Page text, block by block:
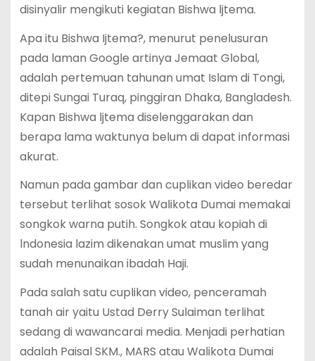
disinyalir mengikuti kegiatan Bishwa ljtema.
Apa itu Bishwa Ijtema?, menurut penelusuran
pada laman Google artinya Jemaat Global,
adalah pertemuan tahunan umat Islam di Tongi,
ditepi Sungai Turaq, pinggiran Dhaka, Bangladesh.
Kapan Bishwa ljtema diselenggarakan dan
berapa lama waktunya belum di dapat informasi
akurat.
Namun pada gambar dan cuplikan video beredar
tersebut terlihat sosok Walikota Dumai memakai
songkok warna putih. Songkok atau kopiah di
lndonesia lazim dikenakan umat muslim yang
sudah menunaikan ibadah Haji.
Pada salah satu cuplikan video, penceramah
tanah air yaitu Ustad Derry Sulaiman terlihat
sedang di wawancarai media. Menjadi perhatian
adalah Paisal SKM., MARS atau Walikota Dumai